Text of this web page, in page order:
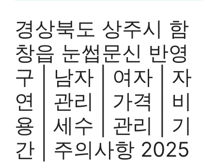
경상북도 상주시 함
창읍 눈썹문신 반영
구 | 남자 | 여자 | 자
연 | 관리 | 가격 | 비
용 | 세수 | 관리 | 기
간 | 주의사항 2025